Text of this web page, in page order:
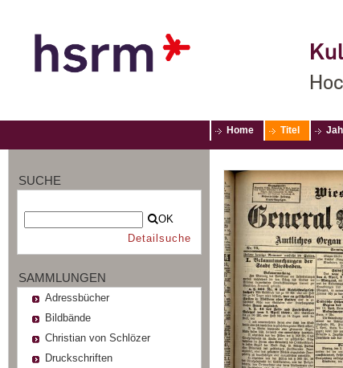
Home Titel
SUCHE
OK
Detailsuche
SAMMLUNGEN
Adressbücher
Bildbände
Christian von Schlözer
Druckschriften